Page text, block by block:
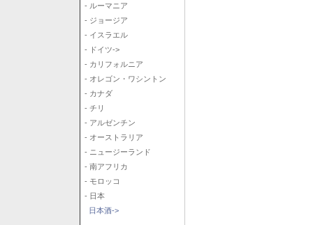
- ルーマニア
- ジョージア
- イスラエル
- ドイツ->
- カリフォルニア
- オレゴン・ワシントン
- カナダ
- チリ
- アルゼンチン
- オーストラリア
- ニュージーランド
- 南アフリカ
- モロッコ
- 日本
日本酒->